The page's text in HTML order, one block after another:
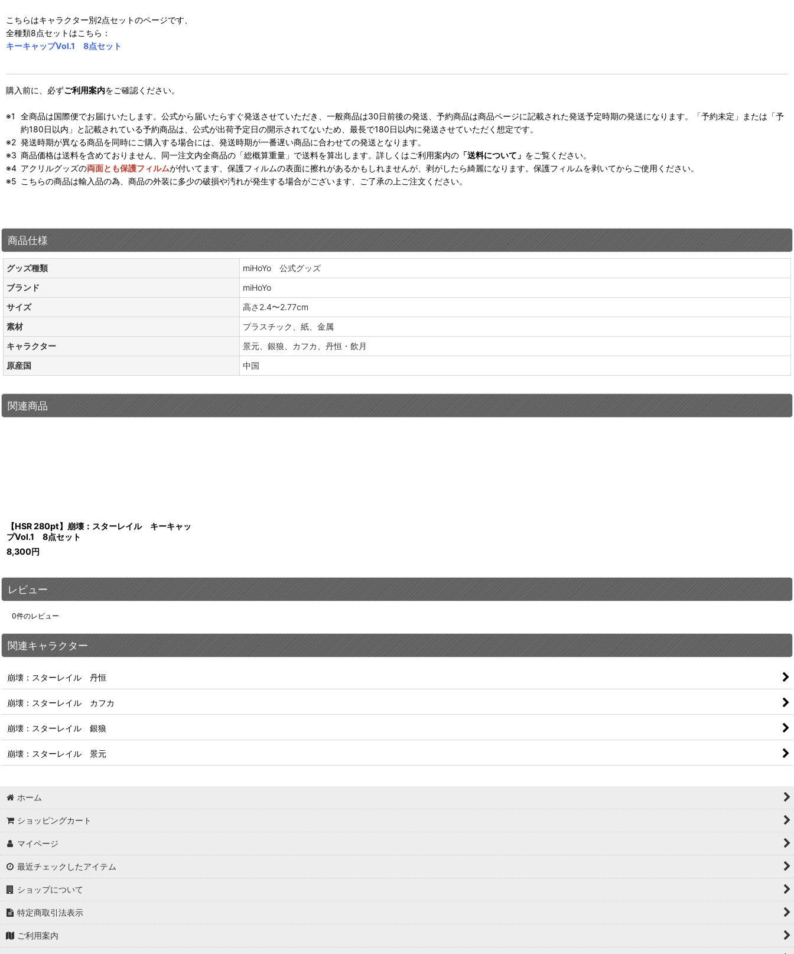
こちらはキャラクター別2点セットのページです、
全種類8点セットはこちら：
キーキャップVol.1 8点セット
購入前に、必ずご利用案内をご確認ください。
全商品は国際便でお届けいたします。公式から届いたらすぐ発送させていただき、一般商品は30日前後の発送、予約商品は商品ページに記載された発送予定時期の発送になります。「予約未定」または「予
約180日以内」と記載されている予約商品は、公式が出荷予定日の開示されてないため、最長で180日以内に発送させていただく想定です。
発送時期が異なる商品を同時にご購入する場合には、発送時期が一番遅い商品に合わせての発送となります。
商品価格は送料を含めておりません、同一注文内全商品の「総概算重量」で送料を算出します。詳しくはご利用案内の 「送料について」 をご覧ください。
アクリルグッズの両面とも保護フィルムが付いてます、保護フィルムの表面に擦れがあるかもしれませんが、剥がしたら綺麗になります。保護フィルムを剥いてからご使用ください。
こちらの商品は輸入品の為、商品の外装に多少の破損や汚れが発生する場合がございます、ご了承の上ご注文ください。
商品仕様
グッズ種類
miHoYo 公式グッズ
ブランド
miHoYo
サイズ
高さ2.4〜2.77cm
素材
プラスチック、紙、金属
キャラクター
景元、銀狼、カフカ、丹恒・飲月
原産国
中国
関連商品
【HSR 280pt】崩壊：スターレイル キーキャッ
プVol.1 8点セット
8,300円
レビュー
0件のレビュー
関連キャラクター
崩壊：スターレイル 丹恒
崩壊：スターレイル カフカ
崩壊：スターレイル 銀狼
崩壊：スターレイル 景元
ホーム
ショッピングカート
マイページ
最近チェックしたアイテム
ショップについて
特定商取引法表示
ご利用案内